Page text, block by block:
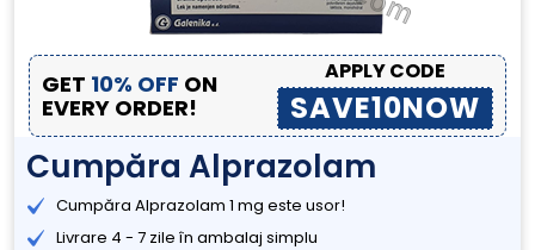
GET 10% OFF ON
EVERY ORDER!
APPLY CODE
SAVE10NOW
Cumpăra Alprazolam
Cumpăra Alprazolam 1 mg este usor!
Livrare 4 - 7 zile în ambalaj simplu